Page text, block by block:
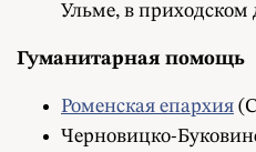
Ульме, в
Гуманитарная помощь
Роменская епархия
Черновицко-